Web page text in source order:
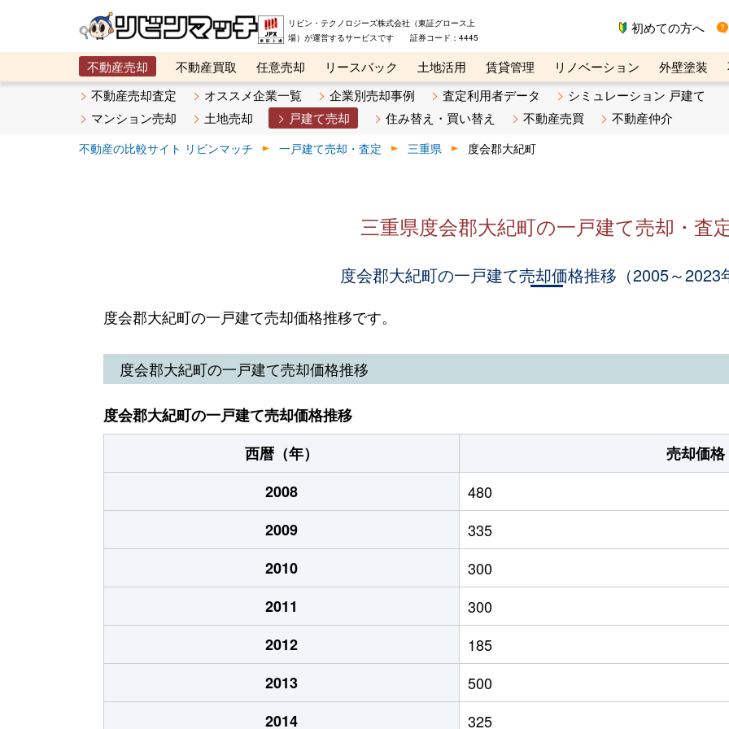
リビン・テクノロジーズ株式会社（東証グロース上
場）が運営するサービスです 証券コード：4445
初めての方へ
不動産売却 不動産買取 任意売却 リースバック 土地活用 賃貸管理 リノベーション 外壁塗装
メタ住宅展示場
ベスト不動産カンパニー オンライン講座 リビンマガジンBiz 不動産売却ご相談デスク
不動産売却査定 オススメ企業一覧 企業別売却事例 査定利用者データ
シミュレーション 戸建て
マンション売却
土地売却 戸建て売却 住み替え・買い替え 不動産売買 不動産仲介
不動産の比較サイト リビンマッチ 一戸建て売却・査定 三重県 度会郡大紀町
三重県度会郡大紀町の一戸建て売却・査
度会郡大紀町の一戸建て売却価格推移（2005～2023
度会郡大紀町の一戸建て売却価格推移です。
度会郡大紀町の一戸建て売却価格推移
度会郡大紀町の一戸建て売却価格推移
西暦（年）
売却価
2008
480
2009
335
2010
300
2011
300
2012
185
2013
500
2014
325